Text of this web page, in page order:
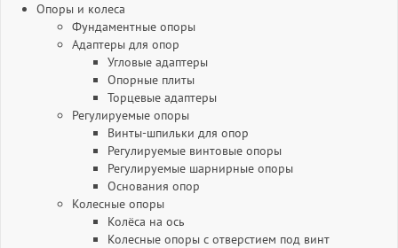
Опоры и колеса
Фундаментные опоры
Адаптеры для опор
Угловые адаптеры
Опорные плиты
Торцевые адаптеры
Регулируемые опоры
Винты-шпильки для опор
Регулируемые винтовые опоры
Регулируемые шарнирные опоры
Основания опор
Колесные опоры
Колёса на ось
Колесные опоры с отверстием под винт